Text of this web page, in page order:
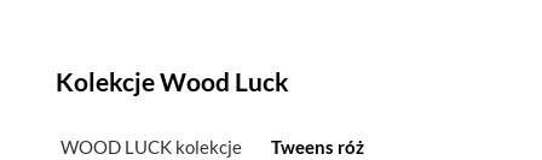
Kolekcje Wood Luck
WOOD LUCK kolekcje Tweens róż